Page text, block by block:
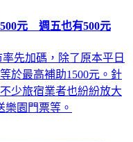
元 週五也有500元
先加碼，除了原本平日
於最高補助1500元。針
少旅宿業者也紛紛放大
園門票等。